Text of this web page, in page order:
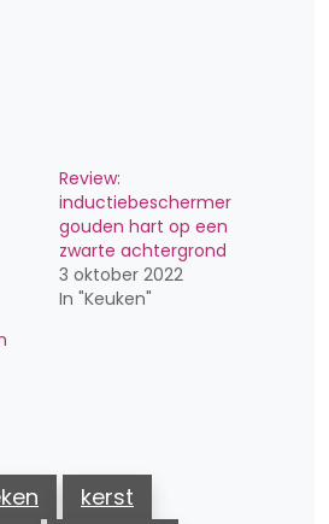
Review:
inductiebeschermer
gouden hart op een
zwarte achtergrond
3 oktober 2022
In "Keuken"
kerst